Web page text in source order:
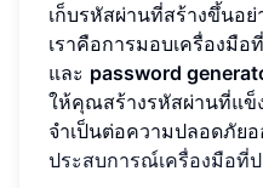
เก็บรหัสผ่านที่สร้างขึ้นอย่
เราคือการมอบเครื่องมื
และ password
ให้คุณสร้างรหัสผ่านที่แข็
จำเป็นต่อความปลอดภัย
ประสบการณ์เครื่องมือที่